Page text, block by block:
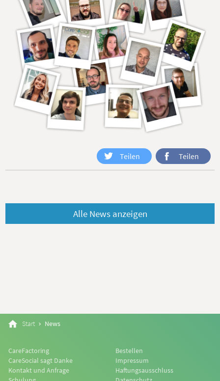
Teilen
Teilen
Alle News anzeigen
Start News
CareFactoring
CareSocial sagt Danke
Kontakt und Anfrage
Bestellen
Impressum
Haftungsausschluss